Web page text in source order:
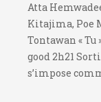
Atta
Kitajima, Poe
Tontawan «
good 2h21
s’impose